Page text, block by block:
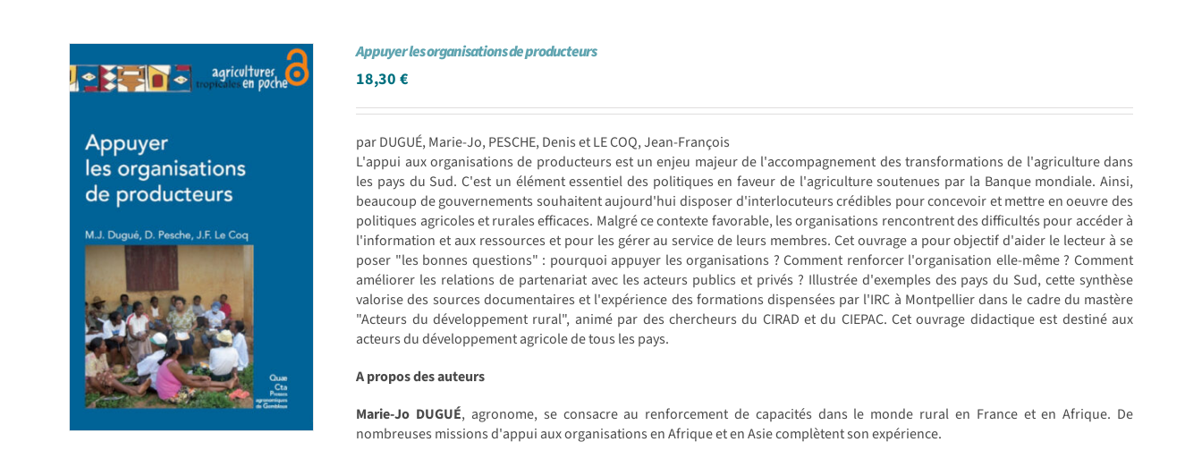
Appuyer les organisations de producteurs
18,30€
par DUGUÉ, Marie-Jo, PESCHE, Denis et LE COQ, Jean-François
L'appui aux organisations de producteurs est un enjeu majeur de l'accompagnement des transformations de l'agriculture dans
les pays du Sud. C'est un élément essentiel des politiques en faveur de l'agriculture soutenues par la Banque mondiale. Ainsi,
beaucoup de gouvernements souhaitent aujourd'hui disposer d'interlocuteurs crédibles pour concevoir et mettre en oeuvre des
politiques agricoles et rurales efficaces. Malgré ce contexte favorable, les organisations rencontrent des difficultés pour accéder à
l'information et aux ressources et pour les gérer au service de leurs membres. Cet ouvrage a pour objectif d'aider le lecteur à se
poser "les bonnes questions" : pourquoi appuyer les organisations ? Comment renforcer l'organisation elle-même ? Comment
améliorer les relations de partenariat avec les acteurs publics et privés ? Illustrée d'exemples des pays du Sud, cette synthèse
valorise des sources documentaires et l'expérience des formations dispensées par l'IRC à Montpellier dans le cadre du mastère
"Acteurs du développement rural", animé par des chercheurs du CIRAD et du CIEPAC. Cet ouvrage didactique est destiné aux
acteurs du développement agricole de tous les pays.
A propos des auteurs
Marie-Jo DUGUÉ, agronome, se consacre au renforcement de capacités dans le monde rural en France et en Afrique. De
nombreuses missions d'appui aux organisations en Afrique et en Asie complètent son expérience.